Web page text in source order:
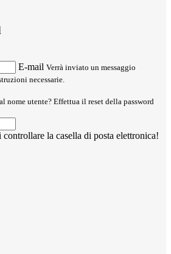
E-mail Verrà inviato un messaggio
necessarie.
nome utente? Effettua il reset della password
la casella di posta elettronica!